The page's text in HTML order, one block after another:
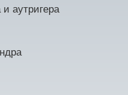
аутригера